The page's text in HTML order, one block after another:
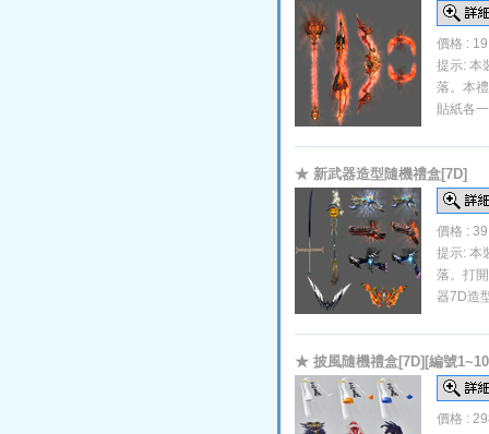
價格 :
提示: 本
落。本
貼紙各
★ 新武器造型隨機禮盒[7D]
價格 :
提示: 本
落。打
器7D造
★ 披風隨機禮盒[7D][編號
價格 :